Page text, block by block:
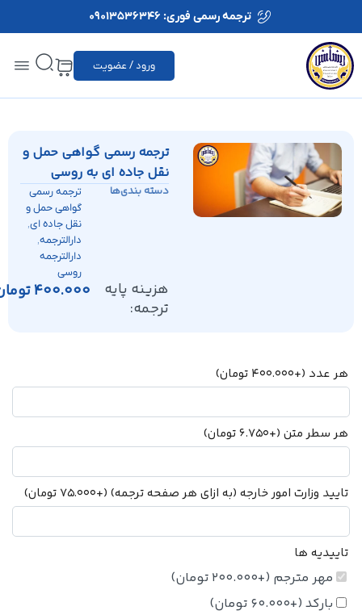
ترجمه رسمی فوری: 09013536346
ورود / عضویت
ترجمه رسمی گواهی حمل و
نقل جاده ای به روسی
دسته بندی‌ها
ترجمه رسمی
گواهی حمل و
نقل جاده ای,
دارالترجمه,
دارالترجمه
روسی
هزینه پایه
ترجمه:
400.000تومان
هر عدد(+
400.000تومان)
هر سطر متن(+
6.750تومان)
تایید وزارت امور خارجه (به ازای هر صفحه ترجمه)(+
75.000تومان)
تاییدیه ها
مهر مترجم(+
200.000تومان)
بارکد(+
60.000تومان)